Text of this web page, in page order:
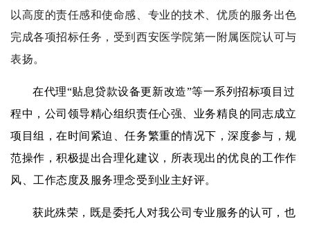
以高度的责任感和使命感、专业的技术、优质的服务出色
完成各项招标任务，受到西安医学院第一附属医院认可与
表扬。
在代理“贴息贷款设备更新改造”等一系列招标项目过
程中，公司领导精心组织责任心强、业务精良的同志成立
项目组，在时间紧迫、任务繁重的情况下，深度参与，规
范操作，积极提出合理化建议，所表现出的优良的工作作
风、工作态度及服务理念受到业主好评。
获此殊荣，既是委托人对我公司专业服务的认可，也